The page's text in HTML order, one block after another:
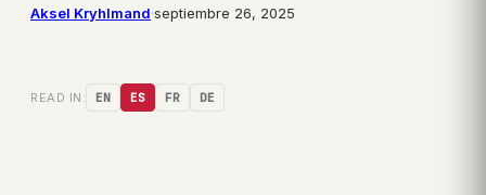
Aksel Kryhlmand·septiembre 26, 2025
READ IN: EN ES FR DE